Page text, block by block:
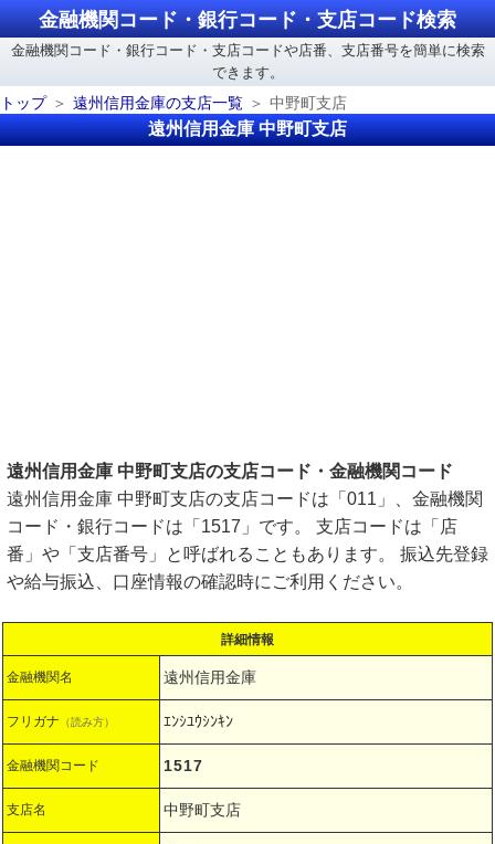
金融機関コード・銀行コード・支店コード検索
金融機関コード・銀行コード・支店コードや店番、支店番号を簡単に検索
できます。
トップ
遠州信用金庫の支店一覧 中野町支店
遠州信用金庫 中野町支店
遠州信用金庫 中野町支店の支店コード・金融機関コード
遠州信用金庫 中野町支店の支店コードは「011」、金融機関
コード・銀行コードは「1517」です。 支店コードは「店
番」や「支店番号」と呼ばれることもあります。 振込先登録
や給与振込、口座情報の確認時にご利用ください。
詳細情報
金融機関名 遠州信用金庫
フリガナ （読み方） ｴﾝｼﾕｳｼﾝｷﾝ
金融機関コード 1517
支店名 中野町支店